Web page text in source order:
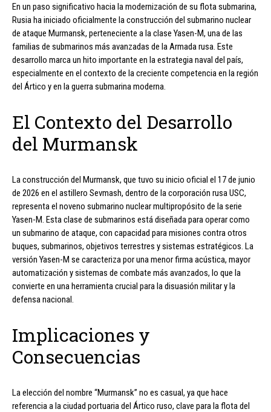
En un paso significativo hacia la modernización de su flota submarina,
Rusia ha iniciado oficialmente la construcción del submarino nuclear
de ataque Murmansk, perteneciente a la clase Yasen-M, una de las
familias de submarinos más avanzadas de la Armada rusa. Este
desarrollo marca un hito importante en la estrategia naval del país,
especialmente en el contexto de la creciente competencia en la región
del Ártico y en la guerra submarina moderna.
El Contexto del Desarrollo
del Murmansk
La construcción del Murmansk, que tuvo su inicio oficial el 17 de junio
de 2026 en el astillero Sevmash, dentro de la corporación rusa USC,
representa el noveno submarino nuclear multipropósito de la serie
Yasen-M. Esta clase de submarinos está diseñada para operar como
un submarino de ataque, con capacidad para misiones contra otros
buques, submarinos, objetivos terrestres y sistemas estratégicos. La
versión Yasen-M se caracteriza por una menor firma acústica, mayor
automatización y sistemas de combate más avanzados, lo que la
convierte en una herramienta crucial para la disuasión militar y la
defensa nacional.
Implicaciones y
Consecuencias
La elección del nombre “Murmansk” no es casual, ya que hace
referencia a la ciudad portuaria del Ártico ruso, clave para la flota del